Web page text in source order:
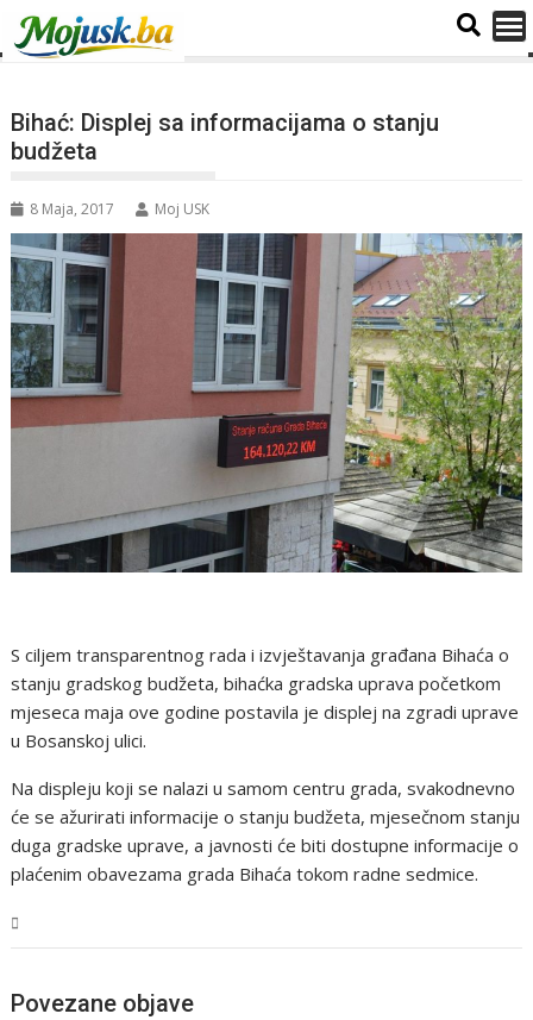
Bihać: Displej sa informacijama o stanju
budžeta
8 Maja, 2017 Moj USK
S ciljem transparentnog rada i izvještavanja građana Bihaća o
stanju gradskog budžeta, bihaćka gradska uprava početkom
mjeseca maja ove godine postavila je displej na zgradi uprave
u Bosanskoj ulici.
Na displeju koji se nalazi u samom centru grada, svakodnevno
će se ažurirati informacije o stanju budžeta, mjesečnom stanju
duga gradske uprave, a javnosti će biti dostupne informacije o
plaćenim obavezama grada Bihaća tokom radne sedmice.
Povezane objave